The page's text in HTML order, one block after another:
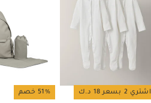
قطعة قماش فقط
الحفاضات
طقم ألبسة قطعة واحدة بأكمام
طقم بيجاما قطعة واحدة
ظهر أوكارو للتغيير - بني فاتح
حقيبة يد
اشتري 2 بسعر 18 د.ك 51% خصم